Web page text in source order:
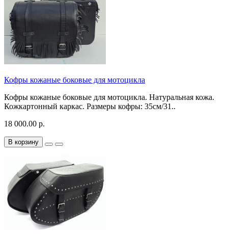
Кофры кожаные боковые для мотоцикла
Кофры кожаные боковые для мотоцикла. Натуральная кожа.
Кожкартонный каркас. Размеры кофры: 35см/31..
18 000.00 р.
В корзину